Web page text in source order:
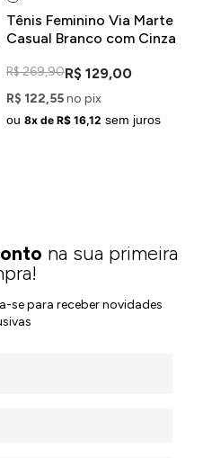
Tênis Feminino Via Marte
Casual Branco com Cinza
R$ 269,90R$ 129,00
R$ 122,55no pix
ou 8x de R$ 16,12 sem juros
na sua primeira
se para receber novidades